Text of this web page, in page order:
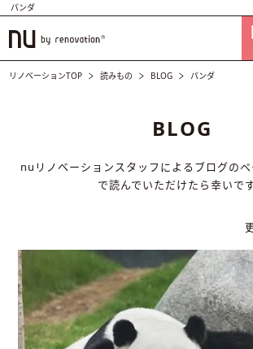
パンダ
リノベーションTOP 読みもの BLOG パンダ
BLOG
nuリノベーションスタッフによるブログのペ
で読んでいただけたら幸いです